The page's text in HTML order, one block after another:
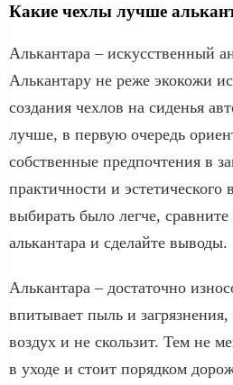
Какие чехлы лучше
Алькантара – искусственный
Алькантару не реже экокожи
создания чехлов на сиденья
лучше, в первую очередь
собственные предпочтения в
практичности и
выбирать было легче,
алькантара и сделайте выводы.
Алькантара – достаточно
впитывает пыль и
воздух и не скользит. Тем не
в уходе и стоит порядком